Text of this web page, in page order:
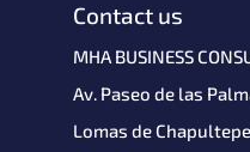
Contact us
MHA BUSINESS
Av. Paseo de las
Lomas de